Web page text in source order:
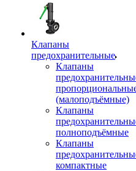
Клапаны
предохранительные
Клапаны
(малоподъёмные)
Клапаны
полноподъёмные
Клапаны
компактные